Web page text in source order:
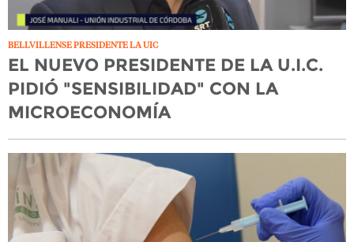
BELLVILLENSE PRESIDENTE LA UIC
EL NUEVO PRESIDENTE DE LA U.I.C.
PIDIÓ "SENSIBILIDAD" CON LA
MICROECONOMÍA